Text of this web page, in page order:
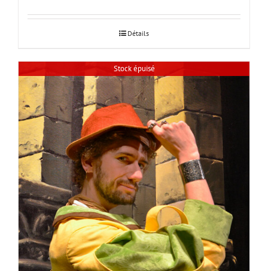
Détails
Stock épuisé